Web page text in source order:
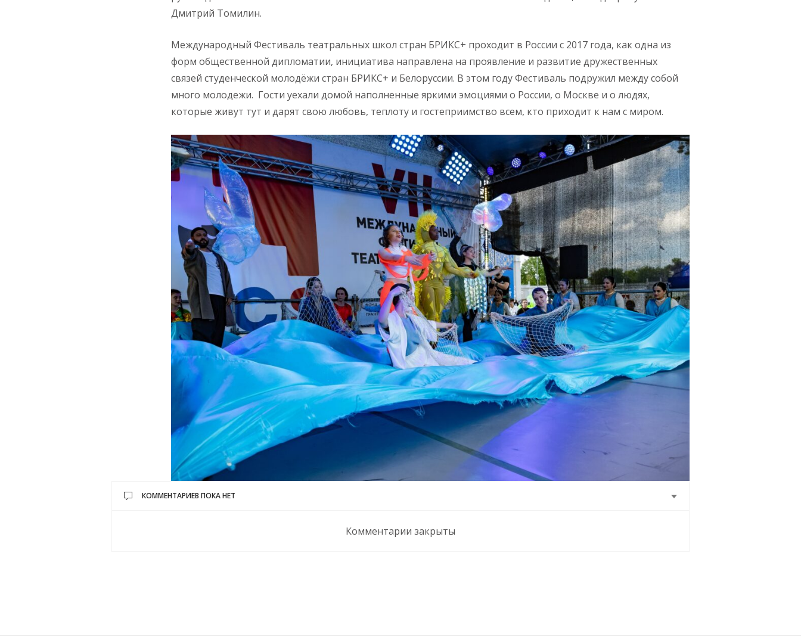
Дмитрий Томилин.
Международный Фестиваль театральных школ стран БРИКС+ проходит в России с 2017 года, как одна из
форм общественной дипломатии, инициатива направлена на проявление и развитие дружественных
связей студенческой молодёжи стран БРИКС+ и Белоруссии. В этом году Фестиваль подружил между собой
много молодежи. Гости уехали домой наполненные яркими эмоциями о России, о Москве и о людях,
которые живут тут и дарят свою любовь, теплоту и гостеприимство всем, кто приходит к нам с миром.
КОММЕНТАРИЕВ ПОКА НЕТ
Комментарии закрыты